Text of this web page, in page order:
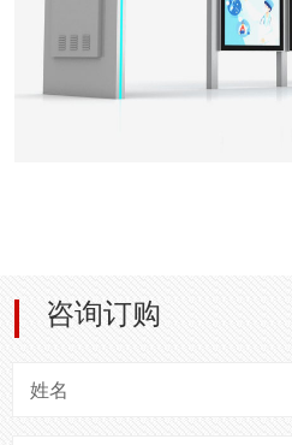
咨询订购
姓名